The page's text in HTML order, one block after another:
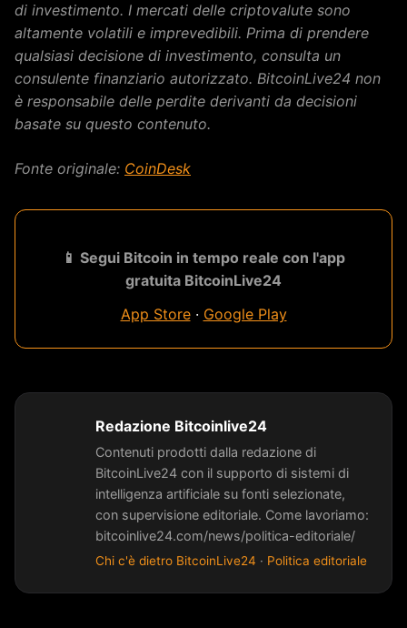
di investimento. I mercati delle criptovalute sono
altamente volatili e imprevedibili. Prima di prendere
qualsiasi decisione di investimento, consulta un
consulente finanziario autorizzato. BitcoinLive24 non
è responsabile delle perdite derivanti da decisioni
basate su questo contenuto.
Fonte originale: CoinDesk
📱 Segui Bitcoin in tempo reale con l'app
gratuita BitcoinLive24
App Store· Google Play
Redazione Bitcoinlive24
Contenuti prodotti dalla redazione di
BitcoinLive24 con il supporto di sistemi di
intelligenza artificiale su fonti selezionate,
con supervisione editoriale. Come lavoriamo:
bitcoinlive24.com/news/politica-editoriale/
Chi c'è dietro BitcoinLive24 · Politica editoriale